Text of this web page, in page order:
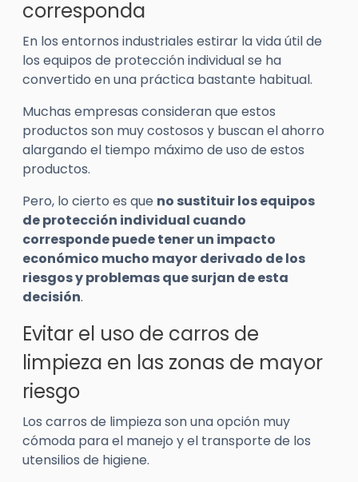
corresponda
En los entornos industriales estirar la vida útil de
los equipos de protección individual se ha
convertido en una práctica bastante habitual.
Muchas empresas consideran que estos
productos son muy costosos y buscan el ahorro
alargando el tiempo máximo de uso de estos
productos.
Pero, lo cierto es que no sustituir los equipos
de protección individual cuando
corresponde puede tener un impacto
económico mucho mayor derivado de los
riesgos y problemas que surjan de esta
decisión.
Evitar el uso de carros de
limpieza en las zonas de mayor
riesgo
Los carros de limpieza son una opción muy
cómoda para el manejo y el transporte de los
utensilios de higiene.